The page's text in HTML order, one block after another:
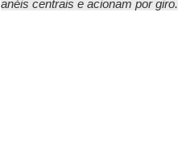
anéis centrais e acionam por giro.